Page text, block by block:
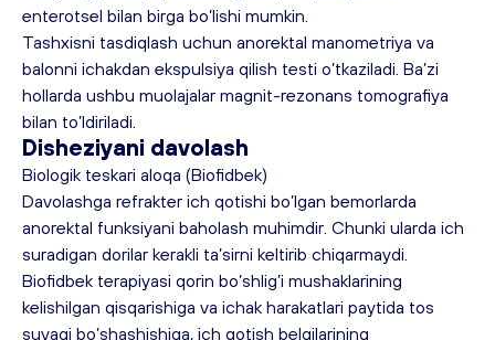
enterotsel bilan birga bo’lishi mumkin.
Tashxisni tasdiqlash uchun anorektal manometriya va
balonni ichakdan ekspulsiya qilish testi o’tkaziladi. Ba’zi
hollarda ushbu muolajalar magnit-rezonans tomografiya
bilan to’ldiriladi.
Disheziyani davolash
Biologik teskari aloqa (Biofidbek)
Davolashga refrakter ich qotishi bo’lgan bemorlarda
anorektal funksiyani baholash muhimdir. Chunki ularda ich
suradigan dorilar kerakli ta’sirni keltirib chiqarmaydi.
Biofidbek terapiyasi qorin bo’shlig’i mushaklarining
kelishilgan qisqarishiga va ichak harakatlari paytida tos
suyagi bo’shashishiga, ich qotish belgilarining